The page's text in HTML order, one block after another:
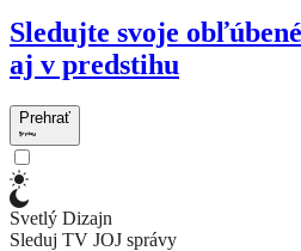
Sledujte svoje
aj v predstihu
Prehrať
Svetlý Dizajn
Sleduj TV JOJ správy